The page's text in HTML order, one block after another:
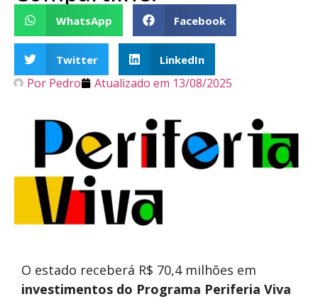
WhatsApp Facebook
Twitter LinkedIn
Por Pedro Atualizado em 13/08/2025
O estado receberá R$ 70,4 milhões em
investimentos do Programa Periferia Viva